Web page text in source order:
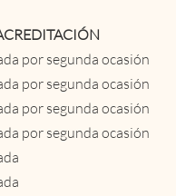
por segunda ocasión
por segunda ocasión
por segunda ocasión
por segunda ocasión